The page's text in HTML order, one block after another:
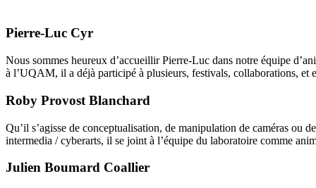
Pierre-Luc Cyr
Nous sommes heureux d’accueillir Pierre-Luc dans notre équipe
à l’UQAM, il a déjà participé à plusieurs, festivals, collaborations, et
Roby Provost Blanchard
Qu’il s’agisse de conceptualisation, de manipulation de caméras ou
intermedia / cyberarts, il se joint à l’équipe du laboratoire comme
Julien Boumard Coallier